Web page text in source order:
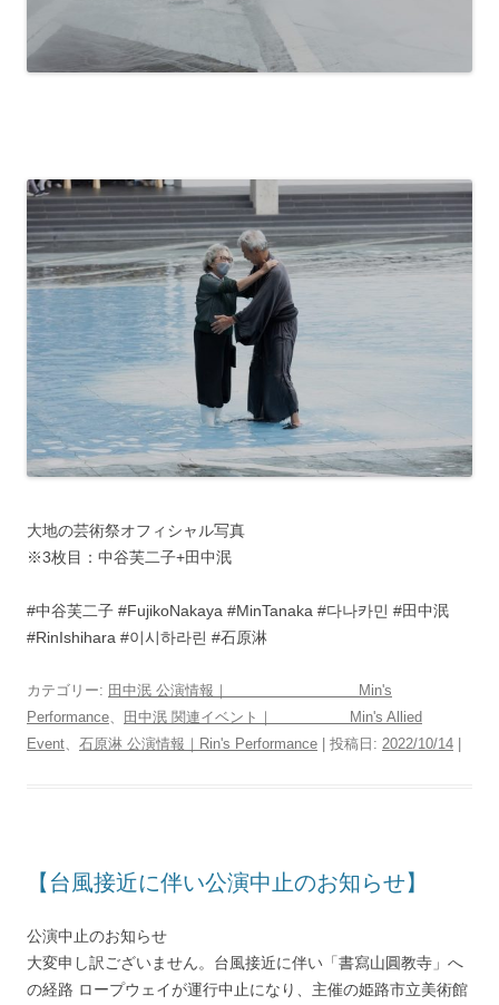
大地の芸術祭オフィシャル写真
※3枚目：中谷芙二子+田中泯
#中谷芙二子 #FujikoNakaya #MinTanaka #다나카민 #田中泯
#RinIshihara #이시하라린 #石原淋
カテゴリー: 田中泯 公演情報｜ Min's
Performance
田中泯 関連イベント｜ Min's Allied
Event
石原淋 公演情報｜Rin's Performance | 投稿日: 2022/10/14
【台風接近に伴い公演中止のお知らせ】
公演中止のお知らせ
大変申し訳ございません。台風接近に伴い「書寫山圓教寺」へ
の経路 ロープウェイが運行中止になり、主催の姫路市立美術館